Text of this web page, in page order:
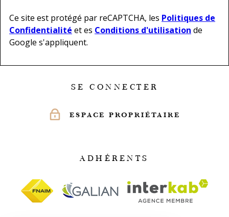
Ce site est protégé par reCAPTCHA, les Politiques de
Confidentialité et es Conditions d'utilisation de
Google s'appliquent.
SE CONNECTER
ESPACE PROPRIÉTAIRE
ADHÉRENTS